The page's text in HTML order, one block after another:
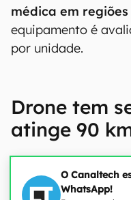
médica em
equipamento é
por unidade.
Drone tem
atinge 90
O Canaltech
WhatsApp!